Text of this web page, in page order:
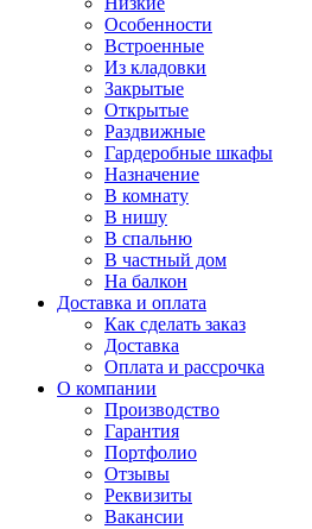
Особенности
Встроенные
Из кладовки
Закрытые
Открытые
Раздвижные
Гардеробные шкафы
Назначение
В комнату
В нишу
В спальню
В частный дом
На балкон
Доставка и оплата
Как сделать заказ
Доставка
Оплата и рассрочка
О компании
Производство
Гарантия
Портфолио
Отзывы
Реквизиты
Вакансии